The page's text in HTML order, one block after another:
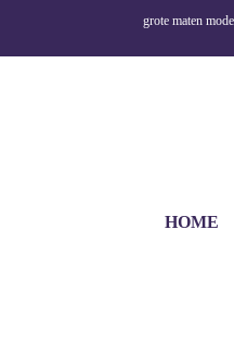
grote maten
HOME